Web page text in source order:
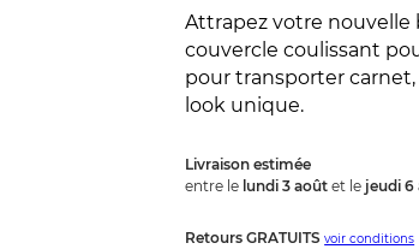
Attrapez votre nouvelle
couvercle coulissant
pour transporter
look unique.
Livraison estimée
entre le lundi 3 août et le jeudi
Retours GRATUITSvoir conditions